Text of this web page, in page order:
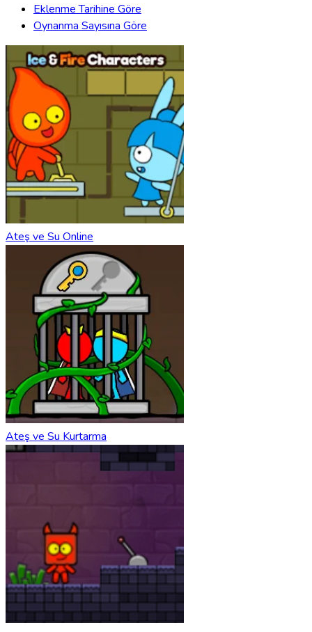
Eklenme Tarihine Göre
Oynanma Sayısına Göre
Ateş ve Su Online
Ateş ve Su Kurtarma